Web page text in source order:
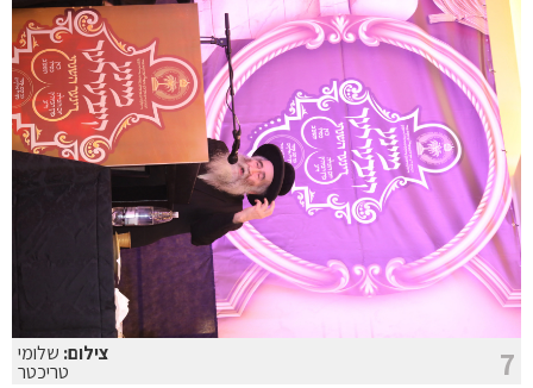
7 צילום: שלומי
טריכטר